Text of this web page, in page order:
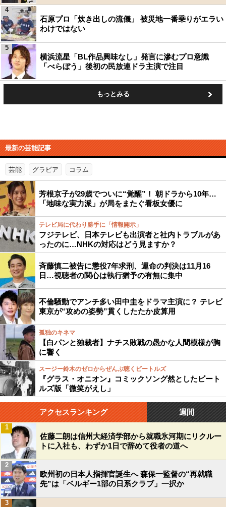
石原プロ「炊き出しの流儀」 被災地一番乗りがエラい
わけではない
4
横浜流星「BL作品興味なし」発言に滲むプロ意識
「べらぼう」後初の民放連ドラ主演で注目
5
もっとみる
最新の芸能記事
芸能 グラビア コラム
芳根京子が29歳でついに“覚醒”！ 朝ドラから10年…
「地味な実力派」が局をまたぐ看板女優に
テレビ局に代わり勝手に「情報開示」
フジテレビ、日本テレビも出演者と社内トラブルがあ
ったのに…NHKの対応はどう見ますか？
斉藤慎二被告に懲役7年求刑、運命の判決は11月16
日…視聴者の関心は執行猶予の有無に集中
不倫騒動でアンチ多い田中圭をドラマ主演に？ テレビ
東京が“攻めの姿勢”貫くしたたか皮算用
孤独のキネマ
【白パンと独裁者】ナチス敗戦の愚かな人間模様が胸
に響く
スージー鈴木のゼロからぜんぶ聴くビートルズ
『グラス・オニオン』コミックソング然としたビート
ルズ版「微笑がえし」
アクセスランキング 週間
佐藤二朗は信州大経済学部から就職氷河期にリクルー
トに入社も、わずか1日で辞めて役者の道へ
1
欧州初の日本人指揮官誕生へ 森保一監督の“再就職
先”は「ベルギー1部の日系クラブ」一択か
2
3